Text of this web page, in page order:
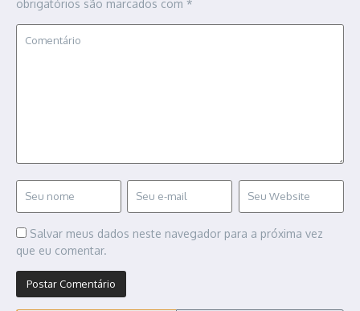
obrigatórios são marcados com *
Salvar meus dados neste navegador para a próxima vez
que eu comentar.